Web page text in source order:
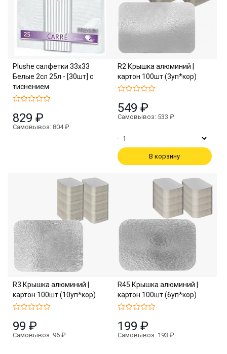
Plushe салфетки 33х33
Белые 2сл 25л - [30шт] с
тиснением
829 ₽
Самовывоз: 804 ₽
R2 Крышка алюминий |
картон 100шт (3уп*кор)
549 ₽
Самовывоз: 533 ₽
В корзину
R3 Крышка алюминий |
картон 100шт (10уп*кор)
99 ₽
Самовывоз: 96 ₽
R45 Крышка алюминий |
картон 100шт (6уп*кор)
199 ₽
Самовывоз: 193 ₽